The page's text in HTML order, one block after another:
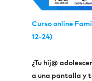
Curso online
12-24)
¿Tu hij@
a una pantalla y